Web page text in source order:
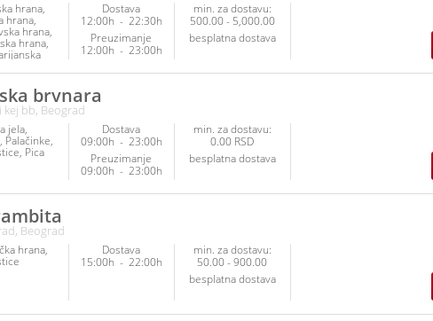
hrana
hrana
hrana
hrana
Fitnes
Dostava
12:00h - 22:30h
Preuzimanje
12:00h - 23:00h
min. za dostavu:
500.00 - 5,000.00
besplatna dostava
brvnara
kej bb, Beograd
jela
Palačinke
Pica
Dostava
09:00h - 23:00h
Preuzimanje
09:00h - 23:00h
min. za dostavu:
0.00 RSD
besplatna dostava
Beograd
hrana
Dostava
15:00h - 22:00h
min. za dostavu:
50.00 - 900.00
besplatna dostava